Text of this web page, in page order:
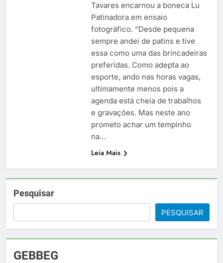
Tavares encarnou a boneca Lu
Patinadora em ensaio
fotográfico. “Desde pequena
sempre andei de patins e tive
essa como uma das brincadeiras
preferidas. Como adepta ao
esporte, ando nas horas vagas,
ultimamente menos pois a
agenda está cheia de trabalhos
e gravações. Mas neste ano
prometo achar um tempinho
na…
Leia Mais
Pesquisar
PESQUISAR
GEBBEG